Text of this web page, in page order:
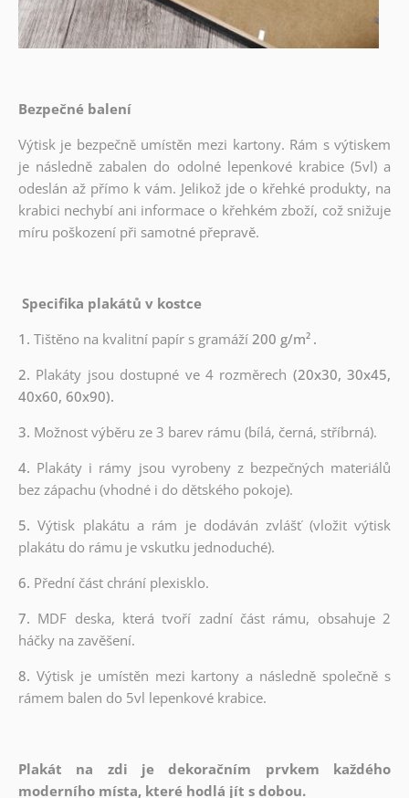
Bezpečné balení
Výtisk je bezpečně umístěn mezi kartony. Rám s výtiskem
je následně zabalen do odolné lepenkové krabice (5vl) a
odeslán až přímo k vám. Jelikož jde o křehké produkty, na
krabici nechybí ani informace o křehkém zboží, což snižuje
míru poškození při samotné přepravě.
Specifika plakátů v kostce
1. Tištěno na kvalitní papír s gramáží200 g/m² .
2. Plakáty jsou dostupné ve 4 rozměrech (20x30, 30x45,
40x60, 60x90).
3. Možnost výběru ze 3 barev rámu (bílá, černá, stříbrná).
4. Plakáty i rámy jsou vyrobeny z bezpečných materiálů
bez zápachu (vhodné i do dětského pokoje).
5.Výtisk plakátu a rám je dodáván zvlášť (vložit výtisk
plakátu do rámu je vskutku jednoduché).
6. Přední část chrání plexisklo.
7. MDF deska, která tvoří zadní část rámu, obsahuje 2
háčky na zavěšení.
8. Výtisk je umístěn mezi kartony a následně společně s
rámem balen do 5vl lepenkové krabice.
Plakát na zdi je dekoračním prvkem každého
moderního místa, které hodlá jít s dobou.